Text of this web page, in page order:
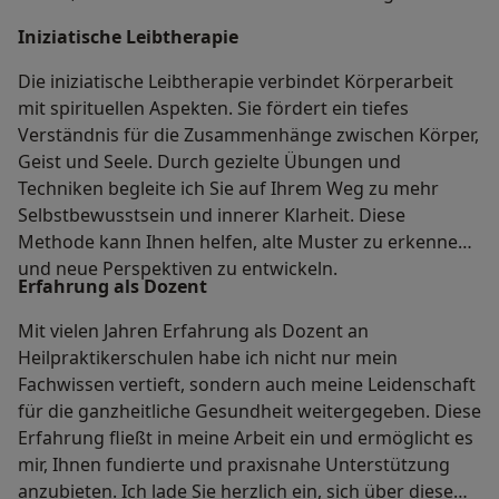
Iniziatische Leibtherapie
Die iniziatische Leibtherapie verbindet Körperarbeit
mit spirituellen Aspekten. Sie fördert ein tiefes
Verständnis für die Zusammenhänge zwischen Körper,
Geist und Seele. Durch gezielte Übungen und
Techniken begleite ich Sie auf Ihrem Weg zu mehr
Selbstbewusstsein und innerer Klarheit. Diese
Methode kann Ihnen helfen, alte Muster zu erkennen
und neue Perspektiven zu entwickeln.
Erfahrung als Dozent
Mit vielen Jahren Erfahrung als Dozent an
Heilpraktikerschulen habe ich nicht nur mein
Fachwissen vertieft, sondern auch meine Leidenschaft
für die ganzheitliche Gesundheit weitergegeben. Diese
Erfahrung fließt in meine Arbeit ein und ermöglicht es
mir, Ihnen fundierte und praxisnahe Unterstützung
anzubieten. Ich lade Sie herzlich ein, sich über diese